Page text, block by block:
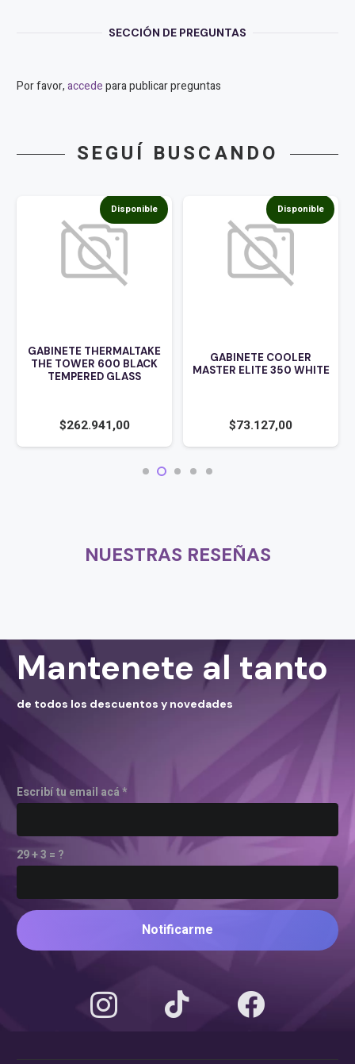
SECCIÓN DE PREGUNTAS
Por favor,accedepara publicar preguntas
SEGUÍ BUSCANDO
Disponible
GABINETE THERMALTAKE
THE TOWER 600 BLACK
TEMPERED GLASS
$262.941,00
Disponible
GABINETE COOLER
MASTER ELITE 350 WHITE
$73.127,00
NUESTRAS RESEÑAS
Mantenete al tanto
de todos los descuentos y novedades
Escribí tu email acá *
29 + 3 = ?
Notificarme